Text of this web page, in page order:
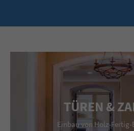
TÜREN &
Einbau von Holz-Fertig-